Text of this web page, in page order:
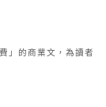
」的商業文，為讀者